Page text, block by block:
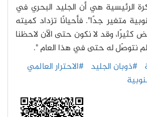
الرئيسية هي أن الجليد البحري في
متغير جدًا". فأحيانًا تزداد كميته
كثيرًا، وقد لا نكون حتى الآن لاحظنا
لم نتوصّل له حتى في هذا العام ".
#ذوبان الجليد #الاحترار العالمي